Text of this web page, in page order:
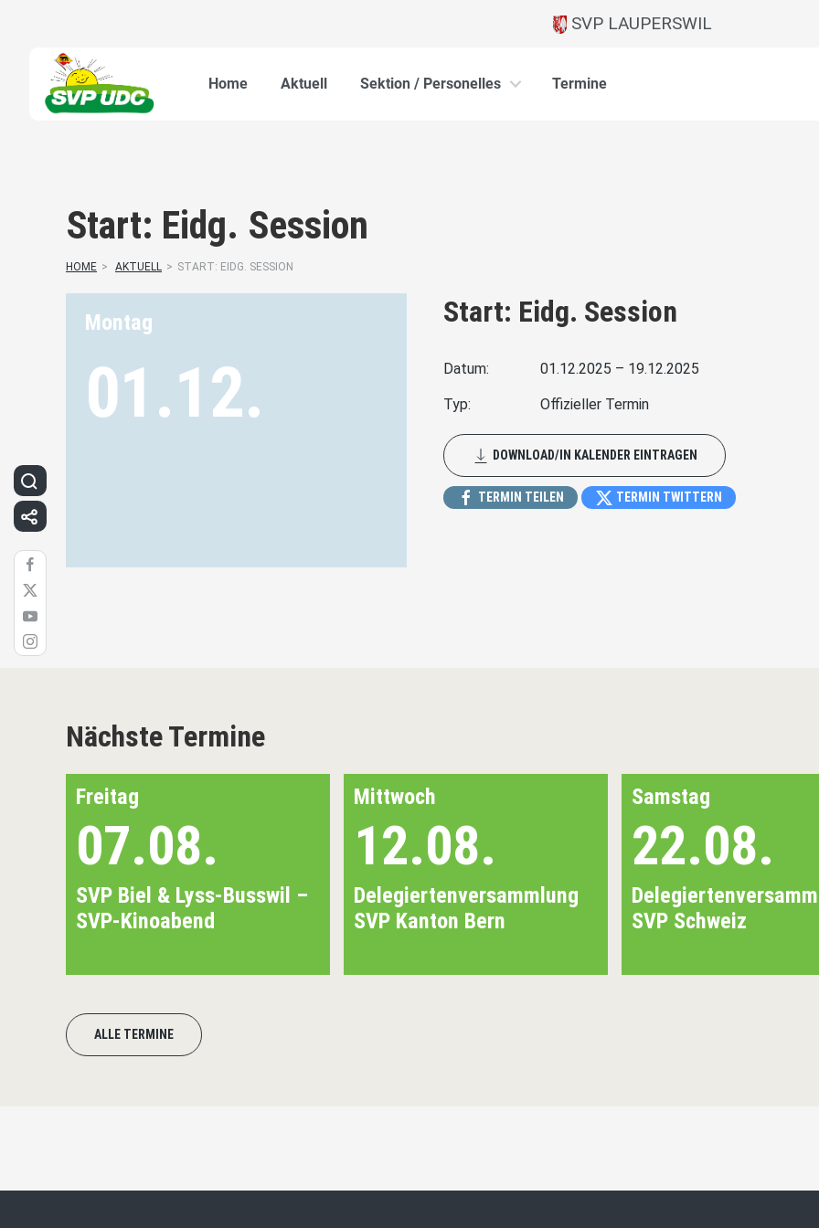
SVP LAUPERSWIL
Home Aktuell Sektion / Personelles Termine
Start: Eidg. Session
HOME > AKTUELL > START: EIDG. SESSION
Montag
01.12.
Start: Eidg. Session
Datum: 01.12.2025 – 19.12.2025
Typ: Offizieller Termin
DOWNLOAD/IN KALENDER EINTRAGEN
TERMIN TEILEN TERMIN TWITTERN
Nächste Termine
Freitag
07.08.
SVP Biel & Lyss-Busswil –
SVP-Kinoabend
Mittwoch
12.08.
Delegiertenversammlung
SVP Kanton Bern
Samstag
22.08.
SVP Schweiz
ALLE TERMINE